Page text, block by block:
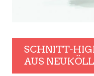
SCHNITT-
AUS